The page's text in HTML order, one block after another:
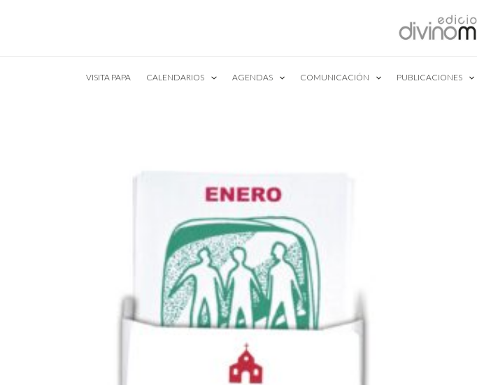
VISITA PAPA CALENDARIOS AGENDAS COMUNICACIÓN PUBLICACIONES